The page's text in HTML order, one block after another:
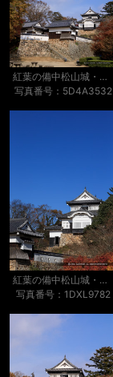
紅葉の備中松山城・二の丸から
写真番号：5D4A3532
紅葉の備中松山城・二の丸から
写真番号：1DXL9782